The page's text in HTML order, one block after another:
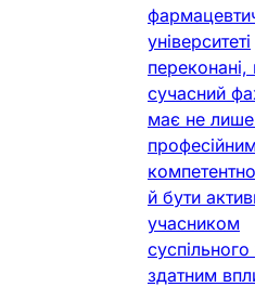
університеті
сучасний
має не лише
й бути
учасником
здатним